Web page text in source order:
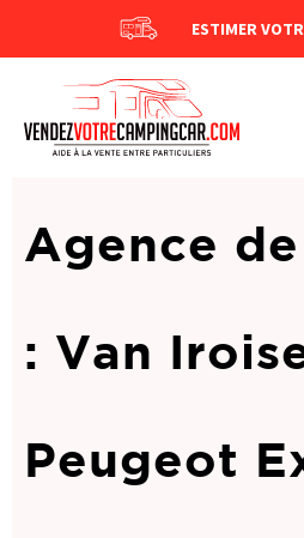
ESTIMER
Agence
: Van
Peugeot